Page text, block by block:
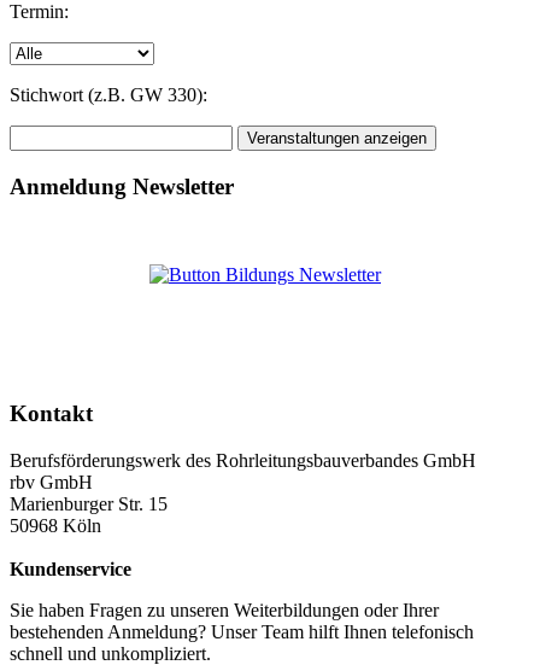
Termin:
Stichwort (z.B. GW 330):
Anmeldung Newsletter
Kontakt
Berufsförderungswerk des Rohrleitungsbauverbandes GmbH
rbv GmbH
Marienburger Str. 15
50968 Köln
Kundenservice
Sie haben Fragen zu unseren Weiterbildungen oder Ihrer
bestehenden Anmeldung? Unser Team hilft Ihnen telefonisch
schnell und unkompliziert.